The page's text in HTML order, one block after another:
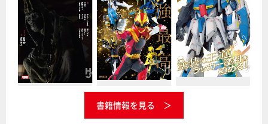
書籍情報を見る